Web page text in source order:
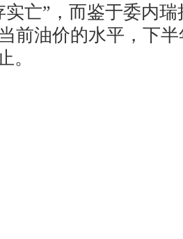
实亡”，而鉴于委内
前油价的水平，下
。